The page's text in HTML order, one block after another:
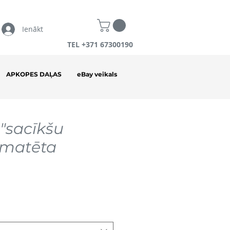
Ienākt
TEL +371 67300190
APKOPES DAĻAS eBay veikals